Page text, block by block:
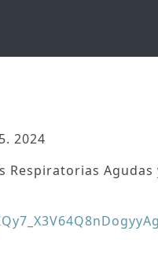
2024
Respiratorias Agudas